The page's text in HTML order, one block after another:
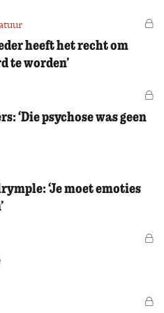
heeft het recht om
te worden’
‘Die psychose was geen
‘Je moet emoties